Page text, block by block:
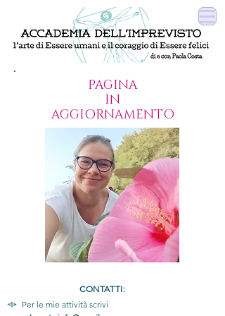
PAGINA
IN
AGGIORNAMENTO
CONTATTI:
P Per le mie attività scrivi